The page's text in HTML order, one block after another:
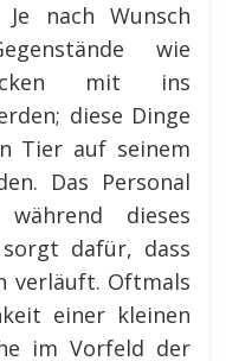
nach Wunsch
wie
mit ins
diese Dinge
Tier auf seinem
Das Personal
dieses
dafür, dass
verläuft. Oftmals
einer kleinen
im Vorfeld der